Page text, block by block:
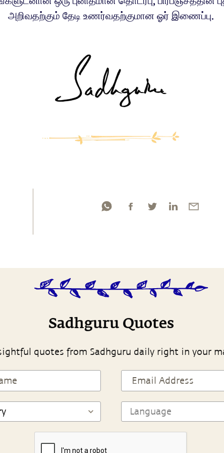
அறிவதற்கும் தேடி உணர்வதற்குமான ஓர் இணைப்பு.
Sadhguru Quotes
quotes from Sadhguru daily right in your